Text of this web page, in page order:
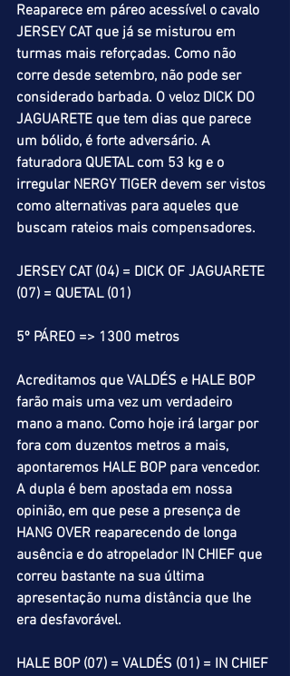
Reaparece em páreo acessível o cavalo
JERSEY CAT que já se misturou em
turmas mais reforçadas. Como não
corre desde setembro, não pode ser
considerado barbada. O veloz DICK DO
JAGUARETE que tem dias que parece
um bólido, é forte adversário. A
faturadora QUETAL com 53 kg e o
irregular NERGY TIGER devem ser vistos
como alternativas para aqueles que
buscam rateios mais compensadores.
JERSEY CAT (04) = DICK OF JAGUARETE
(07) = QUETAL (01)
5º PÁREO => 1300 metros
Acreditamos que VALDÉS e HALE BOP
farão mais uma vez um verdadeiro
mano a mano. Como hoje irá largar por
fora com duzentos metros a mais,
apontaremos HALE BOP para vencedor.
A dupla é bem apostada em nossa
opinião, em que pese a presença de
HANG OVER reaparecendo de longa
ausência e do atropelador IN CHIEF que
correu bastante na sua última
apresentação numa distância que lhe
era desfavorável.
HALE BOP (07) = VALDÉS (01) = IN CHIEF